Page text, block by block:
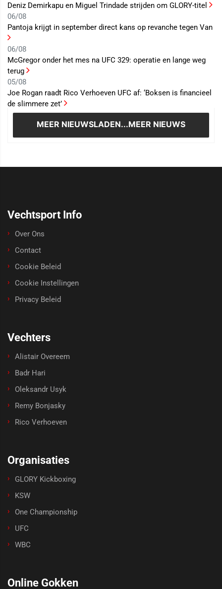
Deniz Demirkapu en Miguel Trindade strijden om GLORY-titel
06/08
Pantoja krijgt in september direct kans op revanche tegen Van
06/08
McGregor onder het mes na UFC 329: operatie en lange weg
terug
05/08
Joe Rogan raadt Rico Verhoeven UFC af: ‘Boksen is financieel
de slimmere zet’
MEER NIEUWSLADEN...MEER NIEUWS
Vechtsport Info
Over Ons
Contact
Cookie Beleid
Cookie Instellingen
Privacy Beleid
Vechters
Alistair Overeem
Badr Hari
Oleksandr Usyk
Remy Bonjasky
Rico Verhoeven
Organisaties
GLORY Kickboxing
KSW
One Championship
UFC
WBC
Online Gokken